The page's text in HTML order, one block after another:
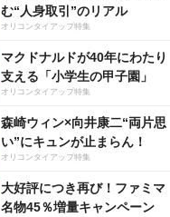
む“人身取引”のリアル
オリコンタイアップ特集
マクドナルドが40年にわたり
支える「小学生の甲子園」
オリコンタイアップ特集
森崎ウィン×向井康二“両片思
い”にキュンが止まらん！
オリコンタイアップ特集
大好評につき再び！ファミマ
名物45％増量キャンペーン